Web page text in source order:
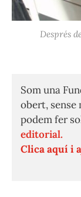
Després
Som una
obert, sense
podem fer
editorial.
Clica aquí i